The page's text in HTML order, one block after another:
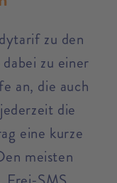
zu den
zu einer
an, die auch
die
eine kurze
meisten